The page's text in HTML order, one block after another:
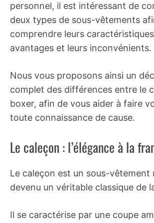
personnel, il est intéressant de
deux types de sous-vêtements
comprendre leurs
avantages et leurs inconvénients.
Nous vous proposons ainsi un
complet des différences entre le
boxer, afin de vous aider à faire
toute connaissance de cause.
Le caleçon : l’élégance à la
Le caleçon est un sous-vêtement
devenu un véritable classique de
Il se caractérise par une coupe